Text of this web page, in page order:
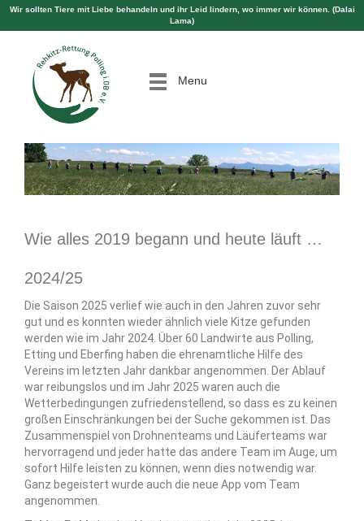
Wir sollten Tiere mit Liebe behandeln und ihr Leid lindern, wo immer wir können. (Dalai
Lama)
Menu
Wie alles 2019 begann und heute läuft …
2024/25
Die Saison 2025 verlief wie auch in den Jahren zuvor sehr
gut und es konnten wieder ähnlich viele Kitze gefunden
werden wie im Jahr 2024. Über 60 Landwirte aus Polling,
Etting und Eberfing haben die ehrenamtliche Hilfe des
Vereins im letzten Jahr dankbar angenommen. Der Ablauf
war reibungslos und im Jahr 2025 waren auch die
Wetterbedingungen zufriedenstellend, so dass es zu keinen
großen Einschränkungen bei der Suche gekommen ist. Das
Zusammenspiel von Drohnenteams und Läuferteams war
hervorragend und jeder hatte das andere Team im Auge, um
sofort Hilfe leisten zu können, wenn dies notwendig war.
Ganz begeistert wurde auch die neue App vom Team
angenommen.